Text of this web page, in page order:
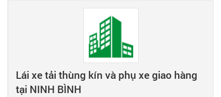
Lái xe tải thùng kín và phụ xe giao hàng
tại NINH BÌNH